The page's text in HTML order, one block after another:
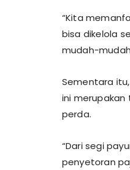
“Kita
bisa dikelola
mudah-
Sementara itu,
ini
perda.
“Dari segi
penyetoran